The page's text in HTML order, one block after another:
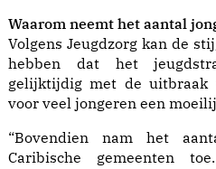
Waarom neemt het aantal
Volgens Jeugdzorg kan de
hebben dat het
gelijktijdig met de uitbraak
voor veel jongeren een
“Bovendien nam het
Caribische gemeenten